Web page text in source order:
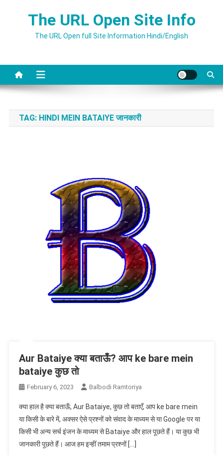
The URL Open Site Info
The URL Open full Site Information Hindi/English
TAG: HINDI MEIN BATAIYE जानकारी
Aur Bataiye क्या बताऊँ? आप ke bare mein
bataiye कुछ तो
February 6, 2023 Balbodi Ramtoriya
क्या हाल है क्या बताऊँ, Aur Bataiye, कुछ तो बताएँ, आप ke bare mein
या किसी के बारे में, अक्सर ऐसे प्रश्नों को संवाद के माध्यम से या Google पर या
किसी भी अन्य सर्च इंजन के माध्यम से Bataiye और हाल पूछते हैं। या कुछ भी
जानकारी पूछते हैं। आज हम इन्हीं तमाम प्रश्नों […]